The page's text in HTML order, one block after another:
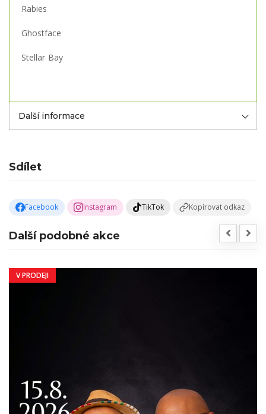
Rabies
Ghostface
Stellar Bay
Další informace
Sdílet
Facebook Instagram TikTok Kopírovat odkaz
Další podobné akce
V PRODEJI